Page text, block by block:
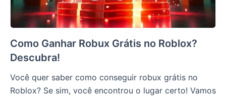
Como Ganhar Robux Grátis no Roblox?
Descubra!
Você quer saber como conseguir robux grátis no
Roblox? Se sim, você encontrou o lugar certo! Vamos